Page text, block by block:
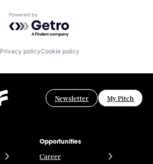
Powered by Getro.com
Privacy policyCookie policy
Newsletter My Pitch
Opportunities
Career